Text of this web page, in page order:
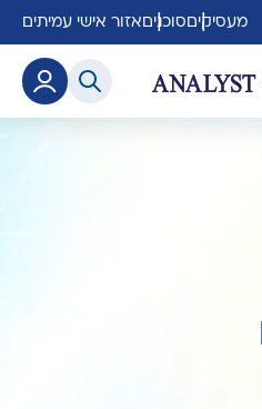
מעסיקים סוכנים אזור אישי עמיתים